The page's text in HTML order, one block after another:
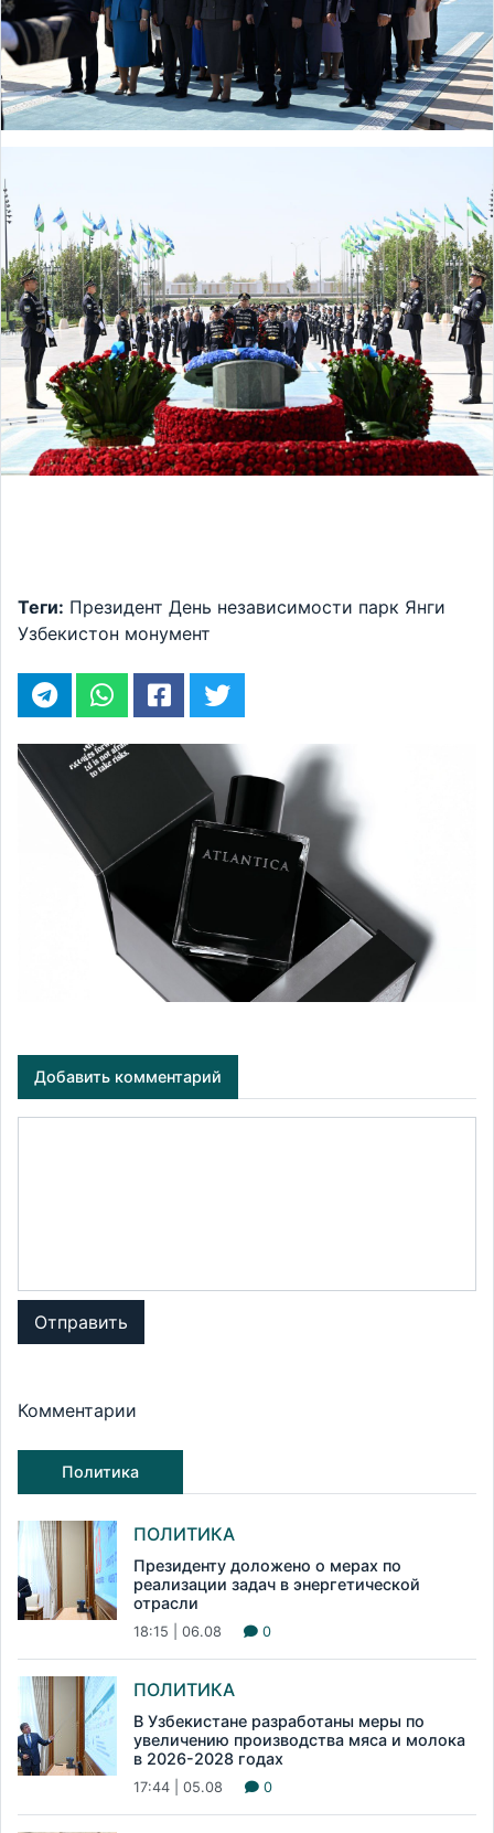
Теги: Президент День независимости парк Янги
Узбекистон монумент
Добавить комментарий
Отправить
Комментарии
Политика
ПОЛИТИКА
Президенту доложено о мерах по
реализации задач в энергетической
отрасли
18:15 | 06.08 0
ПОЛИТИКА
В Узбекистане разработаны меры по
увеличению производства мяса и молока
в 2026-2028 годах
17:44 | 05.08 0